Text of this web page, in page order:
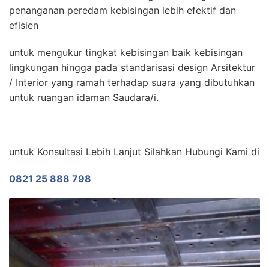
penanganan peredam kebisingan lebih efektif dan
efisien
untuk mengukur tingkat kebisingan baik kebisingan
lingkungan hingga pada standarisasi design Arsitektur
/ Interior yang ramah terhadap suara yang dibutuhkan
untuk ruangan idaman Saudara/i.
untuk Konsultasi Lebih Lanjut Silahkan Hubungi Kami di
0821 25 888 798